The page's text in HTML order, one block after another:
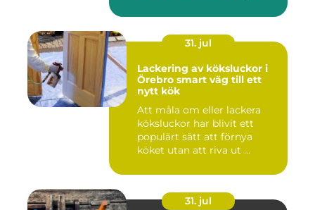
31. jul
Lackering av köksluckor i
Örebro smart väg till ett
nytt kök
Att måla om eller lackera
köksluckor har blivit ett
populärt sätt att förnya
köket utan att riva ut ...
31. jul